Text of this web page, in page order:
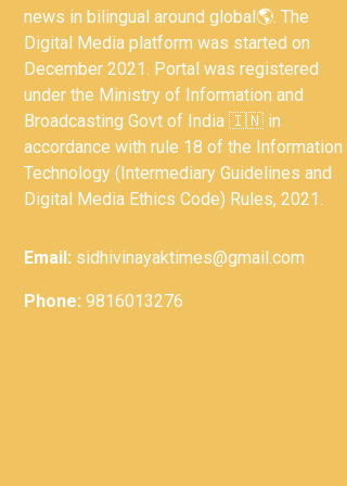
news in bilingual around global🌎. The
Digital Media platform was started on
December 2021. Portal was registered
under the Ministry of Information and
Broadcasting Govt of India 🇮🇳 in
accordance with rule 18 of the Information
Technology (Intermediary Guidelines and
Digital Media Ethics Code) Rules, 2021.
Email: sidhivinayaktimes@gmail.com
Phone: 9816013276